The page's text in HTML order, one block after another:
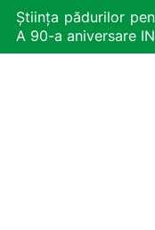
Știința pădurilor
A 90-a aniversare